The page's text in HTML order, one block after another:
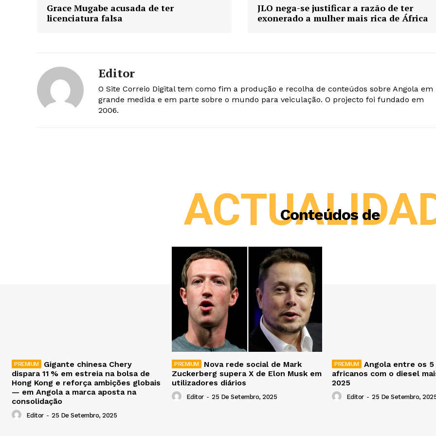
Grace Mugabe acusada de ter
licenciatura falsa
JLO nega-se justificar a razão de ter
exonerado a mulher mais rica de África
Editor
O Site Correio Digital tem como fim a produção e recolha de conteúdos sobre Angola em
grande medida e em parte sobre o mundo para veiculação. O projecto foi fundado em
2006.
Conteúdos de
Gigante chinesa Chery
dispara 11 % em estreia na bolsa de
Hong Kong e reforça ambições globais
— em Angola a marca aposta na
consolidação
Editor - 25 De Setembro, 2025
Nova rede social de Mark
Zuckerberg supera X de Elon Musk em
utilizadores diários
Editor - 25 De Setembro, 2025
Angola entre os 5
africanos com o diesel
2025
Editor - 25 De Setembro,